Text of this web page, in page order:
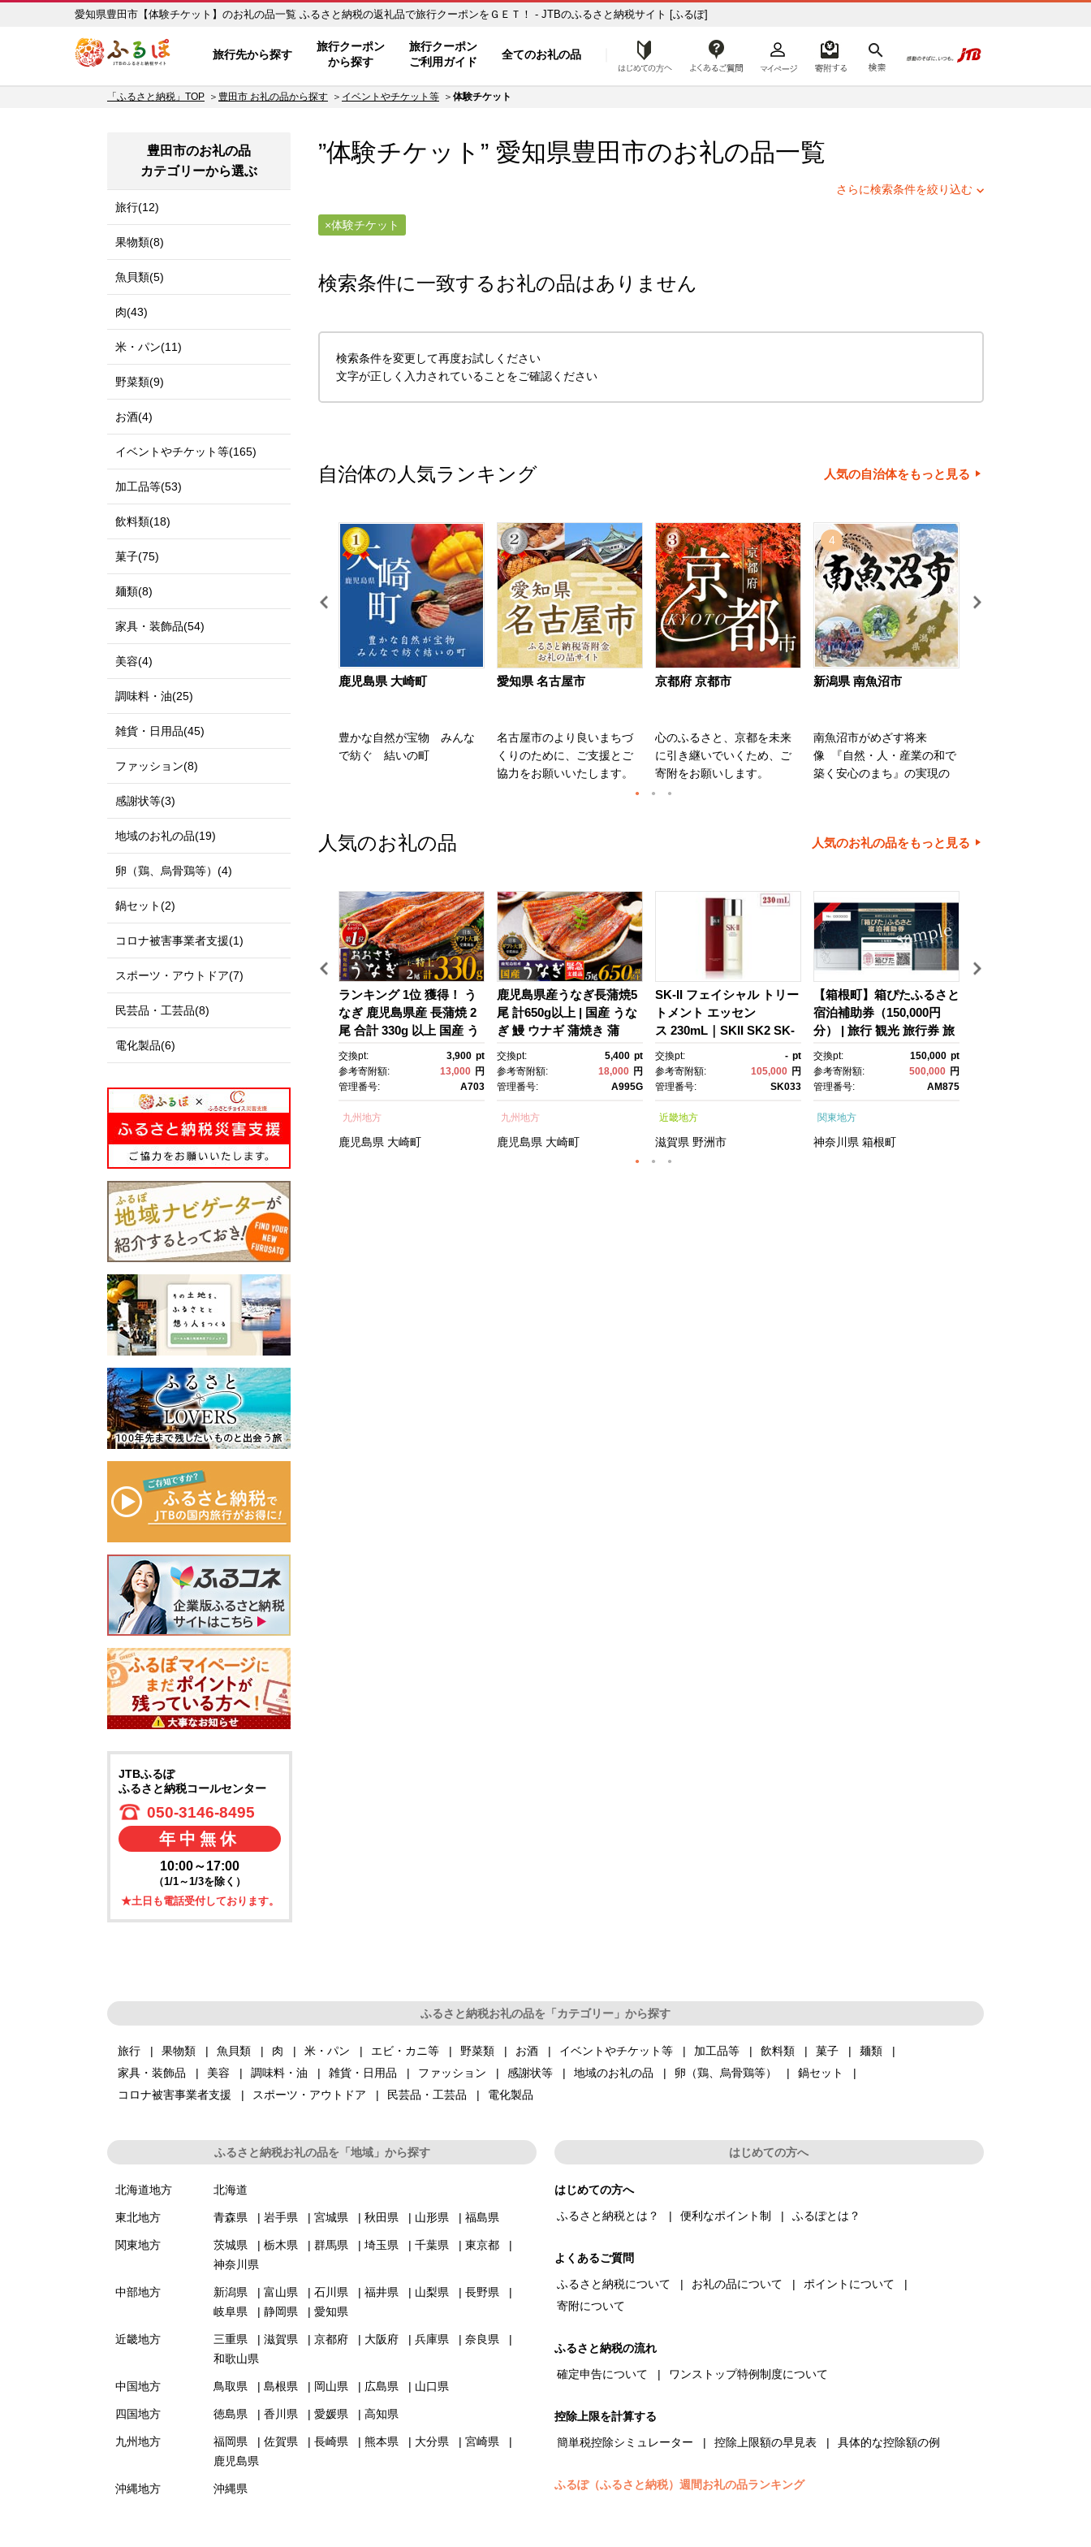
愛知県豊田市【体験チケット】のお礼の品一覧 ふるさと納税の返礼品で旅行クーポンをＧＥＴ！ - JTBのふるさと納税サイト [ふるぽ]
旅行先から探す
旅行クーポン
から探す
旅行クーポン
ご利用ガイド
全てのお礼の品 はじめての方へ
「ふるさと納税」TOP 豊田市 お礼の品から探す イベントやチケット等 体験チケット
”体験チケット” 愛知県豊田市のお礼の品一覧
さらに検索条件を絞り込む
体験チケット
検索条件に一致するお礼の品はありません
検索条件を変更して再度お試しください
文字が正しく入力されていることをご確認ください
自治体の人気ランキング 人気の自治体をもっと見る
私たちのまち北栄町は、鳥
口約14,000人の町です。
松の景色が美しい北条砂丘
を望む黒ぼく地帯の丘陵地
があり、豊かな自然に囲ま
この豊かな自然環境を生か
きょう、長芋などさまざま
ン」の作者である青山剛昌
に「名探偵コナン」の装飾
所蔵物や作品が展示された
青山剛昌ふるさと館をはじ
め、駅から青山剛昌ふるさ
と館までの約1.4kmを「コナ
ン通り」と名付け、キャラ
クターのブロンズ像やカラ
ーオブジェが点在するなど
「名探偵コナンに会えるま
ち」づくりを進めていま
町を応援していただけるみ
なさまと一緒に持続可能な
まちづくりを進めていきま
みなさまの応援をよろしく
12
島根県 出雲市
出雲市は、「神話の國出
とともに、出雲大社、荒神
豊かな自然に恵まれた地域
です。
「元気な出雲、活力のある
誇れる都市づくり、愛着と
展開しています。
を願う郷土出身の方々や、
の心のふるさと出雲応援基
金」に積み立て、次年度以
降に、指定された使途に基
づき、出雲の観光や産業、
福祉、教育、環境など幅広
い分野の事業に活用させて
いただきます。
このふるさと寄附をきっか
けに、全国のみなさまとた
くさんのご縁を結びたいと
願っています。ぜひ、この
機会に出雲市への温かいご
支援をよろしくお願いいた
します。
鹿児島県 大崎町
豊かな自然が宝物 みんな
で紡ぐ 結いの町
愛知県 名古屋市
名古屋市のより良いまちづ
くりのために、ご支援とご
協力をお願いいたします。
京都府 京都市
心のふるさと、京都を未来
に引き継いでいくため、ご
寄附をお願いします。
4
新潟県 南魚沼市
南魚沼市がめざす将来
像 『自然・人・産業の和で
築く安心のまち』の実現の
す。
人気のお礼の品 人気のお礼の品をもっと見る
うなぎ 鹿児島県産 長蒲
焼 4尾 合計 660g 以上 国
産 うなぎ 鰻 ウナギ 蒲焼
き 蒲焼 かばやき 魚 魚
介 魚貝 海鮮 うな重 ひつ
ト 人気 おすすめ 鹿児島
県 大崎町 大隅半島 鰻 う
なぎ ウナギ 鰻 人気 ウナ
ギ うなぎ おすすめ ランキ
ング うなぎ おいし
い unagi うなぎ 【うなぎ
ぎ unagi 鰻 ウナギ うなぎ
A702-NT
【テーラー神谷】 オーダ
ー洋服御誂え券
管理番号:
中部地方
愛知県 名古屋市
ランキング 1位 獲得！ う
なぎ 鹿児島県産 長蒲焼 2
尾 合計 330g 以上 国産 う
なぎ 鰻 ウナギ 蒲焼き 蒲
焼 かばやき 魚 魚介 魚
貝 海鮮 うな重 ひつまぶ
気 おすすめ 鹿児島県 大崎
町 大隅半島 A703
交換pt: 3,900 pt
参考寄附額:
13,000 円
管理番号:
A703
九州地方
鹿児島県 大崎町
鹿児島県産うなぎ長蒲焼5
尾 計650g以上 | 国産 うな
ぎ 鰻 ウナギ 蒲焼き 蒲
焼 かばやき unagi うなぎ
蒲焼 土用丑の日 土用の丑
の日 丑の日 魚 魚介 魚
り ギフト 人気 おすす
め 鹿児島県 大崎町 大隅半
交換pt: 5,400 pt
参考寄附額:
18,000 円
管理番号:
A995G
九州地方
鹿児島県 大崎町
SK-II フェイシャル トリー
トメント エッセン
ス 230mL｜SKII SK2 SK-
2 SK エスケーツー エスケ
ーツ エスケｰ ピテラ スキ
ンケア 化粧品 ｺｽﾒ フェイ
センス フェイシャルトリ
ートメント トリートメン
交換pt: - pt
参考寄附額:
105,000 円
管理番号:
SK033
近畿地方
滋賀県 野洲市
【箱根町】箱ぴたふるさと
宿泊補助券（150,000円
分） | 旅行 観光 旅行券 旅
行クーポン クーポン 箱根
町ふるさと納税 神奈川県
ふるさと納税 神奈川県 箱
交換pt: 150,000 pt
参考寄附額:
500,000 円
管理番号:
AM875
関東地方
神奈川県 箱根町
豊田市のお礼の品
カテゴリーから選ぶ
旅行(12)
果物類(8)
魚貝類(5)
肉(43)
米・パン(11)
野菜類(9)
お酒(4)
イベントやチケット等(165)
加工品等(53)
飲料類(18)
菓子(75)
麺類(8)
家具・装飾品(54)
美容(4)
調味料・油(25)
雑貨・日用品(45)
ファッション(8)
感謝状等(3)
地域のお礼の品(19)
卵（鶏、烏骨鶏等）(4)
鍋セット(2)
コロナ被害事業者支援(1)
スポーツ・アウトドア(7)
民芸品・工芸品(8)
電化製品(6)
JTBふるぽ
ふるさと納税コールセンター
050-3146-8495
年中無休
10:00～17:00
（1/1～1/3を除く）
★土日も電話受付しております。
ふるさと納税お礼の品を「カテゴリー」から探す
旅行 果物類 魚貝類 肉 米・パン エビ・カニ等 野菜類 お酒 イベントやチケット等 加工品等 飲料類 菓子
麺類
家具・装飾品
美容 調味料・油 雑貨・日用品 ファッション 感謝状等 地域のお礼の品 卵（鶏、烏骨鶏等）
鍋セット
コロナ被害事業者支援
スポーツ・アウトドア 民芸品・工芸品 電化製品
ふるさと納税お礼の品を「地域」から探す
北海道地方 北海道
東北地方 青森県 岩手県 宮城県 秋田県 山形県 福島県
関東地方 茨城県 栃木県 群馬県 埼玉県 千葉県
東京都
神奈川県
中部地方 新潟県 富山県 石川県 福井県 山梨県
長野県
岐阜県
静岡県 愛知県
近畿地方 三重県 滋賀県 京都府 大阪府 兵庫県
奈良県
和歌山県
中国地方 鳥取県 島根県 岡山県 広島県 山口県
四国地方 徳島県 香川県 愛媛県 高知県
九州地方 福岡県 佐賀県 長崎県 熊本県 大分県
宮崎県
鹿児島県
沖縄地方 沖縄県
はじめての方へ
はじめての方へ
ふるさと納税とは？
便利なポイント制 ふるぽとは？
よくあるご質問
ふるさと納税について
お礼の品について
ポイントについて
寄附について
ふるさと納税の流れ
確定申告について
ワンストップ特例制度について
控除上限を計算する
簡単税控除シミュレーター
控除上限額の早見表 具体的な控除額の例
ふるぽ（ふるさと納税）週間お礼の品ランキング